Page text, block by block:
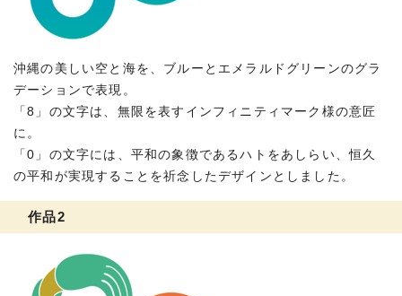
沖縄の美しい空と海を、ブルーとエメラルドグリーンのグラ
デーションで表現。
「8」の文字は、無限を表すインフィニティマーク様の意匠
に。
「0」の文字には、平和の象徴であるハトをあしらい、恒久
の平和が実現することを祈念したデザインとしました。
作品2